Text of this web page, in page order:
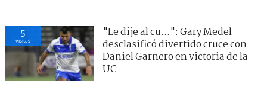
5
visitas
"Le dije al cu...": Gary Medel
desclasificó divertido cruce con
Daniel Garnero en victoria de la
UC